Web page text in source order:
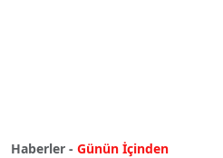
Haberler - Günün İçinden